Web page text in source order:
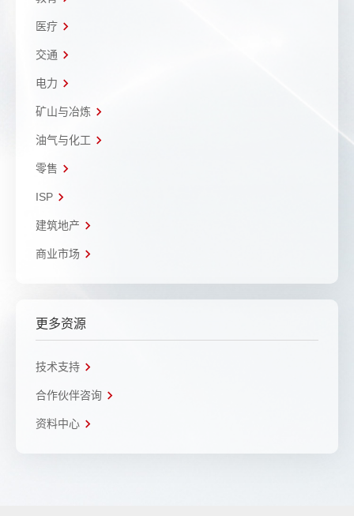
医疗
交通
电力
矿山与冶炼
油气与化工
零售
ISP
建筑地产
商业市场
更多资源
技术支持
合作伙伴咨询
资料中心